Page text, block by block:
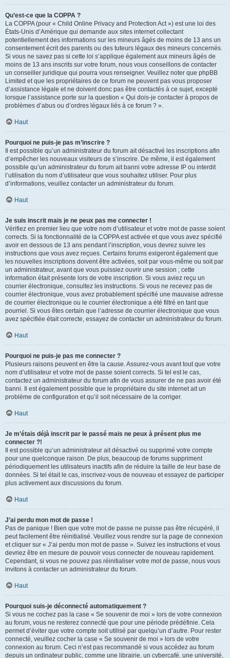
Qu’est-ce que la COPPA ?
La COPPA (pour « Child Online Privacy and Protection Act ») est une loi des
États-Unis d’Amérique qui demande aux sites internet collectant
potentiellement des informations sur les mineurs âgés de moins de 13 ans un
consentement écrit des parents ou des tuteurs légaux des mineurs concernés.
Si vous ne savez pas si cette loi s’applique également aux mineurs âgés de
moins de 13 ans inscrits sur votre forum, nous vous conseillons de contacter
un conseiller juridique qui pourra vous renseigner. Veuillez noter que phpBB
Limited et que les propriétaires de ce forum ne peuvent pas vous proposer
d’assistance légale et ne doivent donc pas être contactés à ce sujet, excepté
lorsque l’assistance porte sur la question « Qui dois-je contacter à propos de
problèmes d’abus ou d’ordres légaux liés à ce forum ? ».
Haut
Pourquoi ne puis-je pas m’inscrire ?
Il est possible qu’un administrateur du forum ait désactivé les inscriptions afin
d’empêcher les nouveaux visiteurs de s’inscrire. De même, il est également
possible qu’un administrateur du forum ait banni votre adresse IP ou interdit
l’utilisation du nom d’utilisateur que vous souhaitez utiliser. Pour plus
d’informations, veuillez contacter un administrateur du forum.
Haut
Je suis inscrit mais je ne peux pas me connecter !
Vérifiez en premier lieu que votre nom d’utilisateur et votre mot de passe soient
corrects. Si la fonctionnalité de la COPPA est activée et que vous avez spécifié
avoir en dessous de 13 ans pendant l’inscription, vous devrez suivre les
instructions que vous avez reçues. Certains forums exigeront également que
les nouvelles inscriptions doivent être activées, soit par vous-même ou soit par
un administrateur, avant que vous puissiez ouvrir une session ; cette
information était présente lors de votre inscription. Si vous aviez reçu un
courrier électronique, consultez les instructions. Si vous ne recevez pas de
courrier électronique, vous avez probablement spécifié une mauvaise adresse
de courrier électronique ou le courrier électronique a été filtré en tant que
pourriel. Si vous êtes certain que l’adresse de courrier électronique que vous
avez spécifiée était correcte, essayez de contacter un administrateur du forum.
Haut
Pourquoi ne puis-je pas me connecter ?
Plusieurs raisons peuvent en être la cause. Assurez-vous avant tout que votre
nom d’utilisateur et votre mot de passe soient corrects. Si tel est le cas,
contactez un administrateur du forum afin de vous assurer de ne pas avoir été
banni. Il est également possible que le propriétaire du site internet ait un
problème de configuration et qu’il soit nécessaire de la corriger.
Haut
Je m’étais déjà inscrit par le passé mais ne peux à présent plus me
connecter ?!
Il est possible qu’un administrateur ait désactivé ou supprimé votre compte
pour une quelconque raison. De plus, beaucoup de forums suppriment
périodiquement les utilisateurs inactifs afin de réduire la taille de leur base de
données. Si tel était le cas, inscrivez-vous de nouveau et essayez de participer
plus activement aux discussions du forum.
Haut
J’ai perdu mon mot de passe !
Pas de panique ! Bien que votre mot de passe ne puisse pas être récupéré, il
peut facilement être réinitialisé. Veuillez vous rendre sur la page de connexion
et cliquer sur « J’ai perdu mon mot de passe ». Suivez les instructions et vous
devriez être en mesure de pouvoir vous connecter de nouveau rapidement.
Cependant, si vous ne pouvez pas réinitialiser votre mot de passe, nous vous
invitons à contacter un administrateur du forum.
Haut
Pourquoi suis-je déconnecté automatiquement ?
Si vous ne cochez pas la case « Se souvenir de moi » lors de votre connexion
au forum, vous ne resterez connecté que pour une période prédéfinie. Cela
permet d’éviter que votre compte soit utilisé par quelqu’un d’autre. Pour rester
connecté, veuillez cocher la case « Se souvenir de moi » lors de votre
connexion au forum. Ceci n’est pas recommandé si vous accédez au forum
depuis un ordinateur public, comme une librairie, un cybercafé, une université,